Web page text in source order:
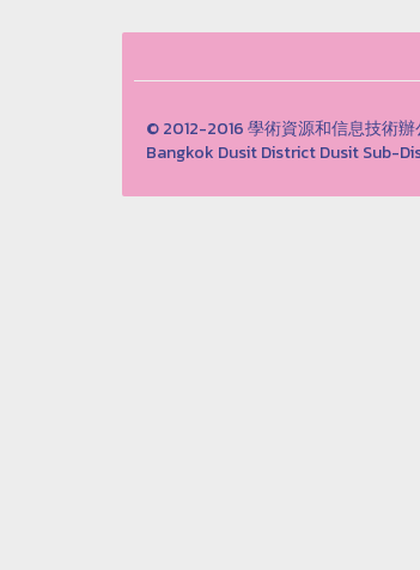
© 2012-2016 學術資源和信息技術
Bangkok Dusit District Dusit Sub-